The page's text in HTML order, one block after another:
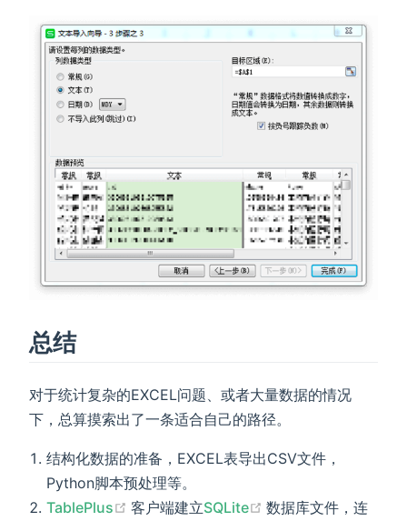
总结
对于统计复杂的EXCEL问题、或者大量数据的情况
下，总算摸索出了一条适合自己的路径。
结构化数据的准备，EXCEL表导出CSV文件，
Python脚本预处理等。
TablePlus
(opens new window)
客户端建立SQLite (opens new
数据库文件，连